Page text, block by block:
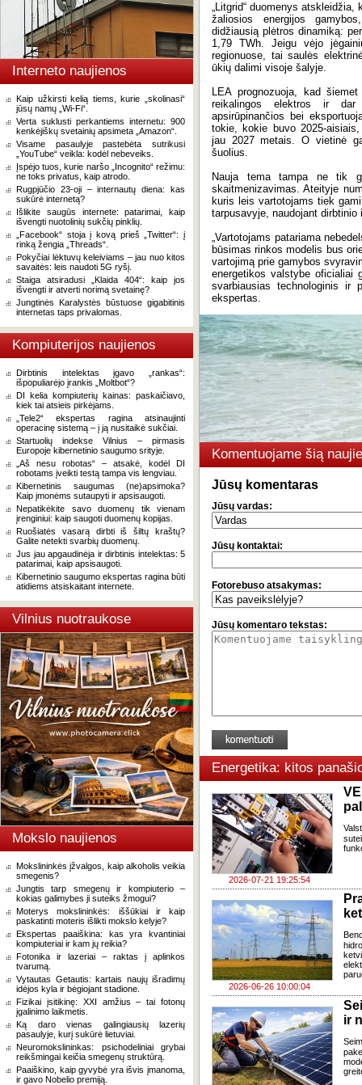
Interneto naujienos
Kaip užkirsti kelią tiems, kurie „skolinasi“
jūsų namų „Wi-Fi“.
Verta suklusti perkantiems internetu: 900
kenkėjiškų svetainių apsimeta „Amazon“.
Visame pasaulyje pastebėta sutrikusi
„YouTube“ veikla: kodėl nebeveiks.
Įspėjo tuos, kurie naršo „Incognito“ režimu:
ne toks privatus, kaip atrodo.
Rugpjūčio 23-oji – internautų diena: kas
sukūrė internetą?
Išlikite saugūs internete: patarimai, kaip
išvengti nuotolinių sukčių pinklių.
„Facebook“ stoja į kovą prieš „Twitter“: į
rinką žengia „Threads“.
Pokyčiai lėktuvų keleiviams – jau nuo kitos
savaitės: leis naudoti 5G ryšį.
Staiga atsiradusi „Klaida 404“: kaip jos
išvengti ir atverti norimą svetainę?
Jungtinės Karalystės būstuose gigabitinis
internetas taps privalomas.
Kompiuterijos naujienos
Dirbtinis intelektas įgavo „rankas“:
išpopuliarėjo įrankis „Moltbot“?
DI kelia kompiuterių kainas: paskaičiavo,
kiek tai atsieis pirkėjams.
„Tele2“ ekspertas ragina atsinaujinti
operacinę sistemą – į ją nusitaikė sukčiai.
Startuolių indekse Vilnius – pirmasis
Europoje kibernetinio saugumo srityje.
„Aš nesu robotas“ – atsakė, kodėl DI
robotams įveikti testą tampa vis lengviau.
Kibernetinis saugumas (ne)apsimoka?
Kaip įmonėms sutaupyti ir apsisaugoti.
Nepatikėkite savo duomenų tik vienam
įrenginiui: kaip saugoti duomenų kopijas.
Ruošiatės vasarą dirbti iš šiltų kraštų?
Galite netekti svarbių duomenų.
Jus jau apgaudinėja ir dirbtinis intelektas: 5
patarimai, kaip apsisaugoti.
Kibernetinio saugumo ekspertas ragina būti
atidiems atsiskaitant internete.
Vilnius nuotraukose
Mokslo naujienos
Mokslininkės įžvalgos, kaip alkoholis veikia
smegenis?
Jungtis tarp smegenų ir kompiuterio –
kokias galimybes ji suteiks žmogui?
Moterys mokslininkės: iššūkiai ir kaip
paskatinti moteris išlikti mokslo kelyje?
Ekspertas paaiškina: kas yra kvantiniai
kompiuteriai ir kam jų reikia?
Fotonika ir lazeriai – raktas į aplinkos
tvarumą.
Vytautas Getautis: kartais naujų išradimų
idėjos kyla ir bėgiojant stadione.
Fizikai įsitikinę: XXI amžius – tai fotonų
įgalinimo laikmetis.
Ką daro vienas galingiausių lazerių
pasaulyje, kurį sukūrė lietuviai.
Neuromokslininkas: psichodeliniai grybai
reikšmingai keičia smegenų struktūrą.
Paaiškino, kaip gyvybė yra išvis įmanoma,
ir gavo Nobelio premiją.
„Litgrid“ duomenys
žaliosios energijos
didžiausią plėtros dinamiką:
1,79 TWh. Jeigu vėjo
regionuose, tai saulės
ūkių dalimi visoje šalyje.
LEA prognozuoja, kad
reikalingos elektros ir dar
apsirūpinančios bei
tokie, kokie buvo 2025-
jau 2027 metais. O vietinė
šuolius.
Nauja tema tampa ne tik
skaitmenizavimas. Ateityje
kuris leis vartotojams tiek
tarpusavyje, naudojant
„Vartotojams patariama
būsimas rinkos modelis bus
vartojimą prie gamybos
energetikos valstybe oficialiai
svarbiausias technologinis ir
ekspertas.
Komentuojame šią
Jūsų komentaras
Jūsų vardas:
Jūsų kontaktai:
Fotorebuso atsakymas:
Jūsų komentaro tekstas:
Energetika: kitos
2026-07-21 19:25:54
2026-06-26 10:00:04
ir